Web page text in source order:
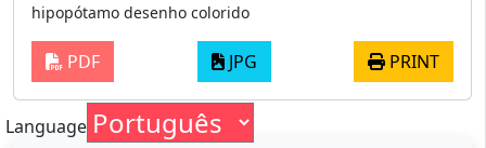
hipopótamo desenho colorido
PDF JPG PRINT
Language